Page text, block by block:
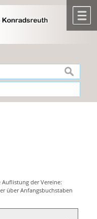
suchen
der Vereine:
über Anfangsbuchstaben